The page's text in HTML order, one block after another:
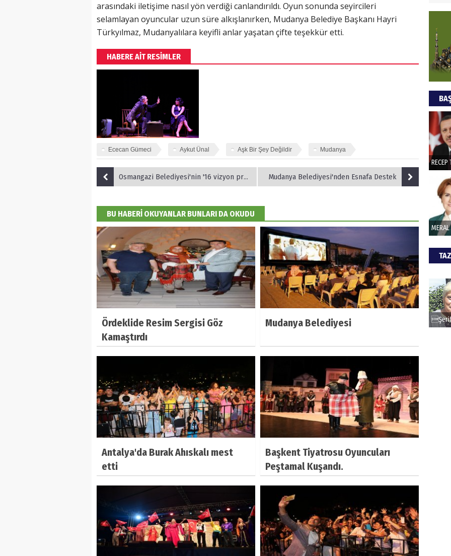
arasındaki iletişime nasıl yön verdiği canlandırıldı. Oyun sonunda seyircileri
selamlayan oyuncular uzun süre alkışlanırken, Mudanya Belediye Başkanı Hayri
Türkyılmaz, Mudanyalılara keyifli anlar yaşatan çifte teşekkür etti.
HABERE AİT RESİMLER
Ececan Gümeci Aykut Ünal Aşk Bir Şey Değildir Mudanya
Osmangazi Belediyesi'nin '16 vizyon projesi' devrede Mudanya Belediyesi'nden Esnafa Destek
BU HABERİ OKUYANLAR BUNLARI DA OKUDU
Ördeklide Resim Sergisi Göz
Kamaştırdı
Mudanya Belediyesi
Antalya'da Burak Ahıskalı mest
etti
Başkent Tiyatrosu Oyuncuları
Peştamal Kuşandı.
Bu
İade